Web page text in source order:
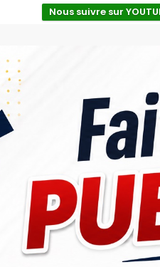
Nous suivre sur